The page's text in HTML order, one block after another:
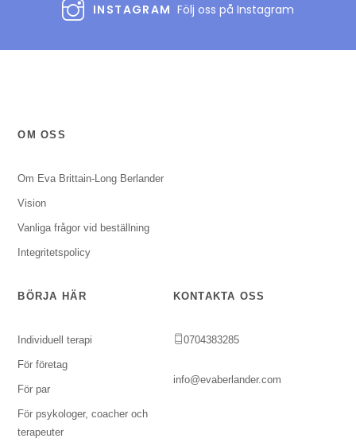
INSTAGRAM Följ oss på Instagram
OM OSS
Om Eva Brittain-Long Berlander
Vision
Vanliga frågor vid beställning
Integritetspolicy
BÖRJA HÄR
Individuell terapi
För företag
För par
För psykologer, coacher och
terapeuter
KONTAKTA OSS
0704383285
info@evaberlander.com